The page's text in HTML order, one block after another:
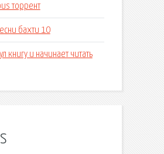
торрент
бахти 10
книгу и начинает читать